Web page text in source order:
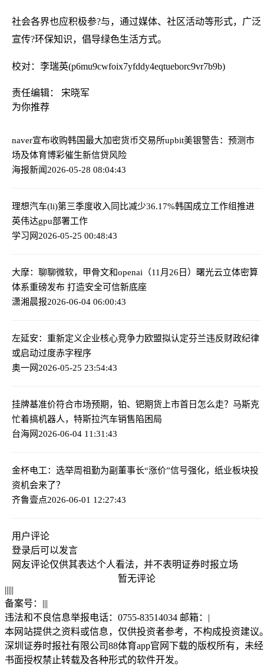
社会各界也应积极参?与，通过媒体、社区活动等形式，广泛
宣传?环保知识，倡导绿色生活方式。
校对：李瑞英(p6mu9cwfoix7yfddy4eqtueborc9vr7b9b)
责任编辑： 宋晓军
为你推荐
naver宣布收购韩国最大加密货币交易所upbit美银警告：预测市
场及体育博彩催生新信贷风险
海报新闻2026-05-28 08:04:43
理想汽车(li)第三季度收入同比减少36.17%韩国成立工作组推进
英伟达gpu部署工作
学习网2026-05-25 00:48:43
大摩：聊聊微软，甲骨文和openai（11月26日）
曙光云立体密算
体系重磅发布 打造安全可信新底座
潇湘晨报2026-06-04 06:00:43
左延安：重新定义企业核心竞争力欧盟拟认定芬兰违反财政纪律
或启动过度赤字程序
奥一网2026-05-25 23:54:43
挂牌基准价符合市场预期，铂、钯期货上市首日怎么走？ 马斯克
忙着搞机器人，特斯拉汽车销售陷困局
台海网2026-06-04 11:31:43
金杯电工：选举周祖勤为副董事长“涨价”信号强化，纸业板块投
资机会来了？
齐鲁壹点2026-06-01 12:27:43
用户评论
登录后可以发言
网友评论仅供其表达个人看法，并不表明证券时报立场
暂无评论
|||||
备案号： |||
违法和不良信息举报电话：0755-83514034 邮箱： |
本网站提供之资料或信息，仅供投资者参考，不构成投资建议
深圳证券时报社有限公司88体育app官网下载的版权所有，未经
书面授权禁止转载及各种形式的软件开发。